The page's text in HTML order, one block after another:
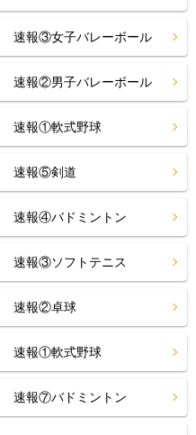
速報③女子バレーボール
速報②男子バレーボール
速報①軟式野球
速報⑤剣道
速報④バドミントン
目 速報③ソフトテニス
速報②卓球
速報①軟式野球
速報⑦バドミントン